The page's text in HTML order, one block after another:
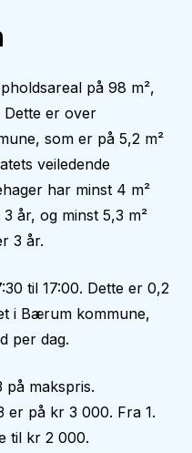
på 98 m²,
Dette er over
som er på 5,2 m²
veiledende
har minst 4 m²
år, og minst 5,3 m²
3 år.
til 17:00. Dette er 0,2
i Bærum kommune,
per dag.
på makspris.
er på kr 3 000. Fra 1.
til kr 2 000.